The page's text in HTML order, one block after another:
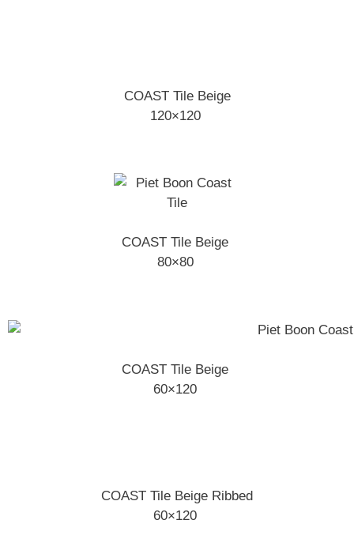
COAST Tile Beige
120×120
COAST Tile Beige
80×80
COAST Tile Beige
60×120
COAST Tile Beige Ribbed
60×120